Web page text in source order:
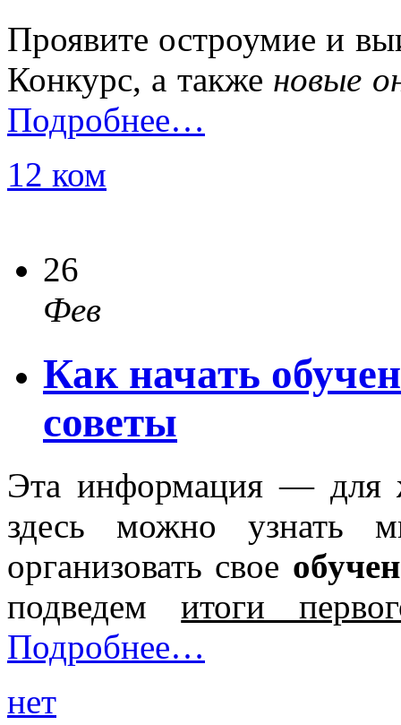
Проявите остроумие и
Конкурс, а также новые
Подробнее…
12 ком
26
Фев
Как начать
советы
Эта информация — для
здесь можно узнать
организовать свое
подведемитоги
Подробнее…
нет